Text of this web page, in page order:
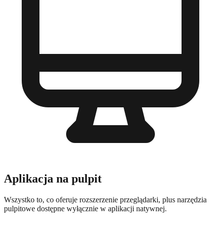
Aplikacja na pulpit
Wszystko to, co oferuje rozszerzenie przeglądarki, plus narzędzia
pulpitowe dostępne wyłącznie w aplikacji natywnej.